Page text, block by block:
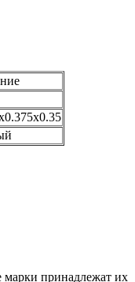
марки принадлежат их